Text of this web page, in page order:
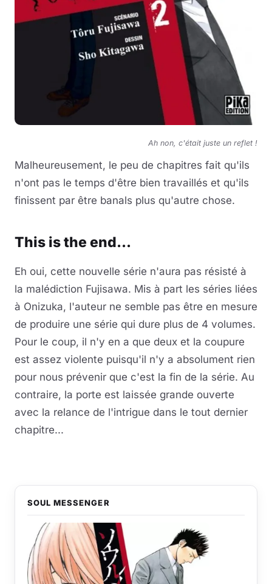
Ah non, c'était juste un reflet !
Malheureusement, le peu de chapitres fait qu'ils
n'ont pas le temps d'être bien travaillés et qu'ils
finissent par être banals plus qu'autre chose.
This is the end...
Eh oui, cette nouvelle série n'aura pas résisté à
la malédiction Fujisawa. Mis à part les séries liées
à Onizuka, l'auteur ne semble pas être en mesure
de produire une série qui dure plus de 4 volumes.
Pour le coup, il n'y en a que deux et la coupure
est assez violente puisqu'il n'y a absolument rien
pour nous prévenir que c'est la fin de la série. Au
contraire, la porte est laissée grande ouverte
avec la relance de l'intrigue dans le tout dernier
chapitre...
SOUL MESSENGER